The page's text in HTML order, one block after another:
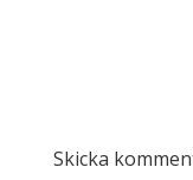
Skicka